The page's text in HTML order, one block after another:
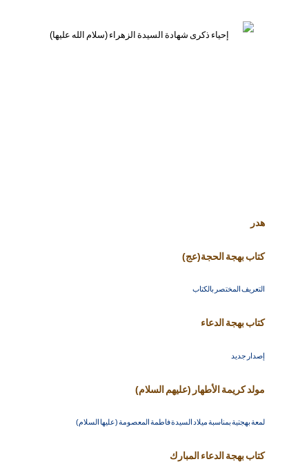
هدر
كتاب بهجة الحجة(عج)
التعريف المختصر بالكتاب
كتاب بهجة الدعاء
إصدار جديد
مولد كريمة الأطهار (عليهم السلام)
لمعة بهجتية بمناسبة ميلاد السيدة فاطمة المعصومة (عليها السلام)
كتاب بهجة الدعاء المبارك